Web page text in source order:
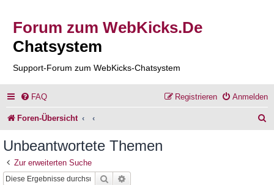
Forum zum WebKicks.De
Chatsystem
Support-Forum zum WebKicks-Chatsystem
FAQ Anmelden
Registrieren
Foren-Übersicht
Unbeantwortete Themen
Zur erweiterten Suche
Suche